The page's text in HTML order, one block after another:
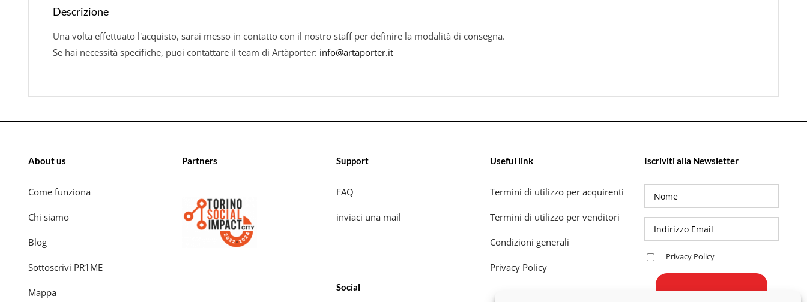
Descrizione
Una volta effettuato l'acquisto, sarai messo in contatto con il nostro staff per definire la modalità di consegna.
Se hai necessità specifiche, puoi contattare il team di Artàporter: info@artaporter.it
About us
Come funziona
Chi siamo
Blog
Sottoscrivi PR1ME
Mappa
Partners Support
FAQ
inviaci una mail
Social
Useful link
Termini di utilizzo per acquirenti
Termini di utilizzo per venditori
Condizioni generali
Privacy Policy
Iscriviti alla Newsletter
Privacy Policy